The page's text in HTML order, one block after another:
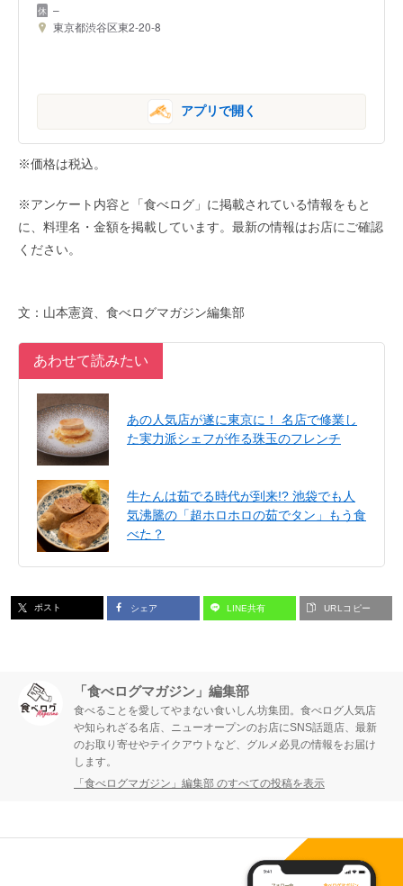
–
東京都渋谷区東2-20-8
アプリで開く
※価格は税込。
※アンケート内容と「食べログ」に掲載されている情報をもと
に、料理名・金額を掲載しています。最新の情報はお店にご確認
ください。
文：山本憲資、食べログマガジン編集部
あわせて読みたい
あの人気店が遂に東京に！ 名店で修業し
た実力派シェフが作る珠玉のフレンチ
牛たんは茹でる時代が到来!? 池袋でも人
気沸騰の「超ホロホロの茹でタン」もう食
べた？
ポスト シェア LINE共有 URLコピー
「食べログマガジン」編集部
食べることを愛してやまない食いしん坊集団。食べログ人気店
や知られざる名店、ニューオープンのお店にSNS話題店、最新
のお取り寄せやテイクアウトなど、グルメ必見の情報をお届け
します。
「食べログマガジン」編集部 のすべての投稿を表示